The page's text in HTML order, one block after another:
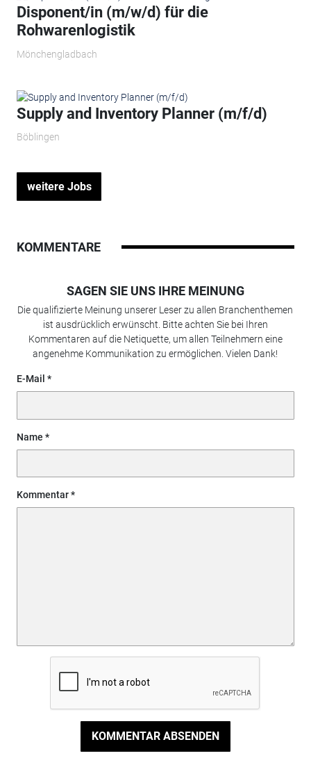
Disponent/in (m/w/d) für die
Rohwarenlogistik
Mönchengladbach
Supply and Inventory Planner (m/f/d)
Böblingen
weitere Jobs
KOMMENTARE
SAGEN SIE UNS IHRE MEINUNG
Die qualifizierte Meinung unserer Leser zu allen Branchenthemen
ist ausdrücklich erwünscht. Bitte achten Sie bei Ihren
Kommentaren auf die Netiquette, um allen Teilnehmern eine
angenehme Kommunikation zu ermöglichen. Vielen Dank!
E-Mail
Name
Kommentar
KOMMENTAR ABSENDEN